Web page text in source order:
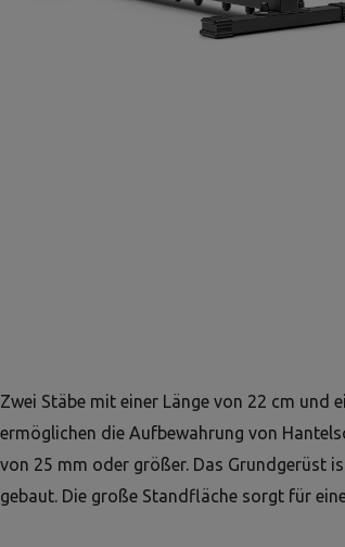
Zwei Stäbe mit einer Länge von 22 cm und
ermöglichen die Aufbewahrung von
von 25 mm oder größer. Das Grundgerüst
gebaut. Die große Standfläche sorgt für